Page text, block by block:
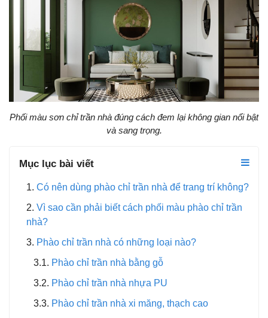
Phối màu sơn chỉ trần nhà đúng cách đem lại không gian nổi bật
và sang trọng.
Mục lục bài viết
Có nên dùng phào chỉ trần nhà để trang trí không?
Vì sao cần phải biết cách phối màu phào chỉ trần
nhà?
Phào chỉ trần nhà có những loại nào?
Phào chỉ trần nhà bằng gỗ
Phào chỉ trần nhà nhựa PU
Phào chỉ trần nhà xi măng, thạch cao